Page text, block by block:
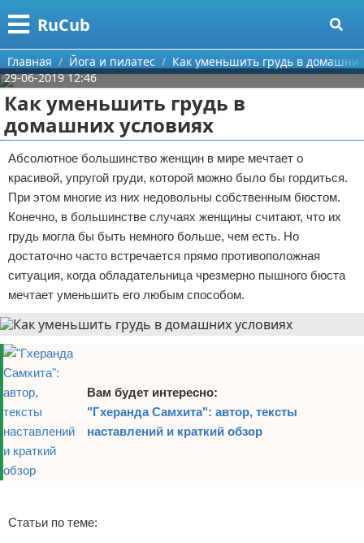
RuCub
Меню
Главная
Категории
Аэробика
Разное про спорт
Баскетбол
Бодибилдинг
Конный спорт
Футбол
Боевые виды искусства
Как накачаться
Теннис
Водный спорт
Поиск
О проекте
Контакты
Сотрудничество
Размещение рекламы
Условия предоставления информации
Отказ от ответственности
Главная Йога и пилатес
Как уменьшить грудь в
29-06-2019 12:46
Как уменьшить грудь в
домашних условиях
Абсолютное большинство женщин в мире мечтает о
красивой, упругой груди, которой можно было бы гордиться.
При этом многие из них недовольны собственным бюстом.
Конечно, в большинстве случаях женщины считают, что их
грудь могла бы быть немного больше, чем есть. Но
достаточно часто встречается прямо противоположная
ситуация, когда обладательница чрезмерно пышного бюста
мечтает уменьшить его любым способом.
Вам будет интересно:
"Гхеранда Самхита": автор, тексты
наставлений и краткий обзор
Статьи по теме: